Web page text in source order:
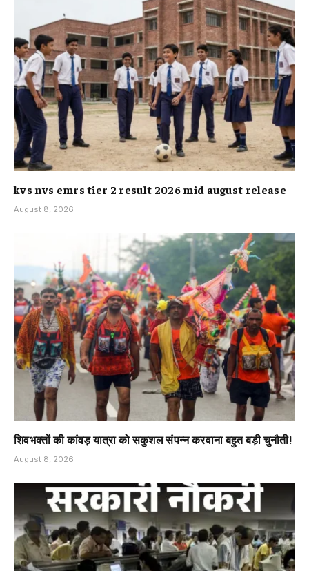
kvs nvs emrs tier 2 result 2026 mid august release
August 8, 2026
शिवभक्तों की कांवड़ यात्रा को सकुशल संपन्न करवाना बहुत बड़ी चुनौती!
August 8, 2026